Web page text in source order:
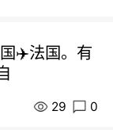
✈️法国。有
29 0